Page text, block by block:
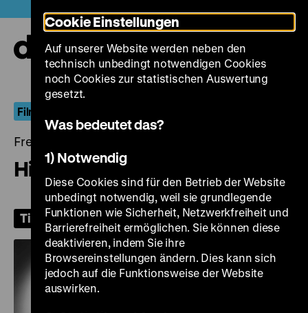
zum
Seiteninhalt
springen
Film im Kontext: Menschen am Sonntag
Freitag, 24. April 2026, 18.00 Uhr
Hitler’s Madman
Tickets
Cookie Einstellungen
Auf unserer Website werden neben den
technisch unbedingt notwendigen Cookies
noch Cookies zur statistischen Auswertung
gesetzt.
Was bedeutet das?
1) Notwendig
Diese Cookies sind für den Betrieb der Website
unbedingt notwendig, weil sie grundlegende
Funktionen wie Sicherheit, Netzwerkfreiheit und
Barrierefreiheit ermöglichen. Sie können diese
deaktivieren, indem Sie ihre
Browsereinstellungen ändern. Dies kann sich
jedoch auf die Funktionsweise der Website
auswirken.